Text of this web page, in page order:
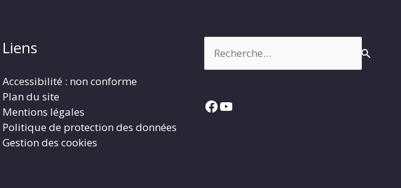
Liens
Accessibilité : non conforme
Plan du site
Mentions légales
Politique de protection des données
Gestion des cookies
Facebook
YouTube